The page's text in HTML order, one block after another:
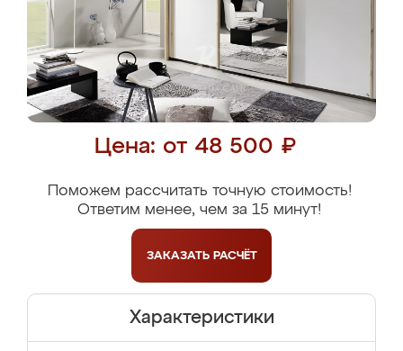
Цена: от 48 500 ₽
Поможем рассчитать точную стоимость!
Ответим менее, чем за 15 минут!
ЗАКАЗАТЬ РАСЧЁТ
Характеристики